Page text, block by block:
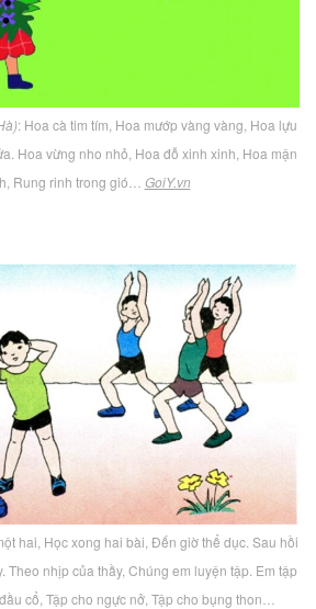
: Hoa cà tim tím, Hoa mướp vàng vàng, Hoa lựu
Hoa vừng nho nhỏ, Hoa đỗ xinh xinh, Hoa mận
Rung rinh trong gió… GoiY.vn
hai, Học xong hai bài, Đến giờ thể dục. Sau hồi
Theo nhịp của thầy, Chúng em luyện tập. Em tập
cổ, Tập cho ngực nở, Tập cho bụng thon…